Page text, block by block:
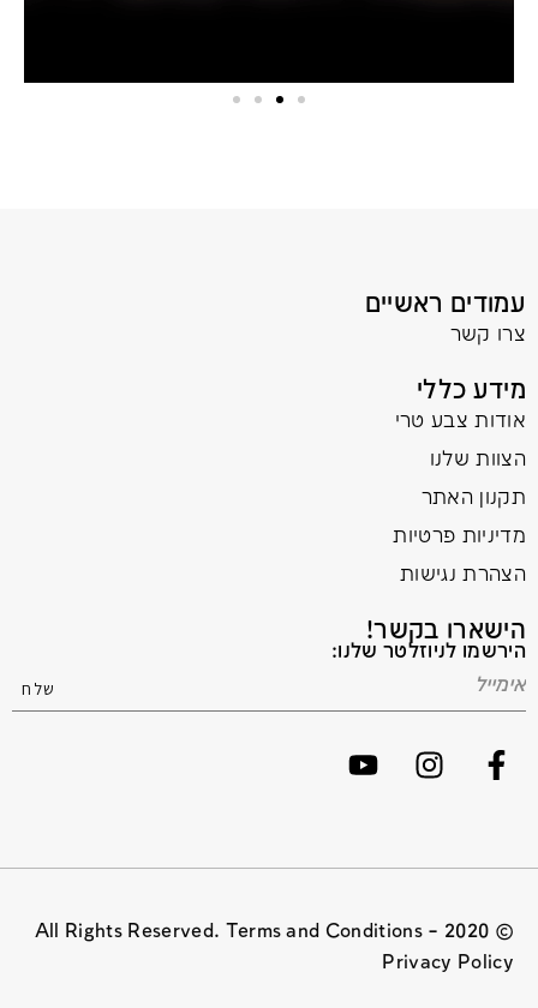
עמודים ראשיים
צרו קשר
מידע כללי
אודות צבע טרי
הצוות שלנו
תקנון האתר
מדיניות פרטיות
הצהרת נגישות
הישארו בקשר!
הירשמו לניוזלטר שלנו:
© 2020 All Rights Reserved. Terms and Conditions –
Privacy Policy